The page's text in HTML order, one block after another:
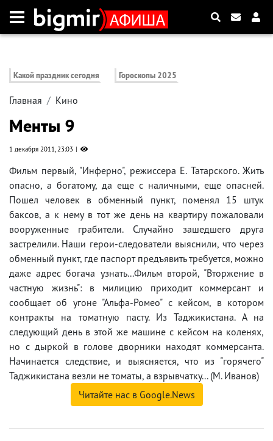
Какой праздник сегодня Гороскопы 2025
Главная Кино
Менты 9
1 декабря 2011, 23:03
Фильм первый, "Инферно", режиссера Е. Татарского. Жить
опасно, а богатому, да еще с наличными, еще опасней.
Пошел человек в обменный пункт, поменял 15 штук
баксов, а к нему в тот же день на квартиру пожаловали
вооруженные грабители. Случайно зашедшего друга
застрелили. Наши герои-следователи выяснили, что через
обменный пункт, где паспорт предъявить требуется, можно
даже адрес богача узнать...Фильм второй, "Вторжение в
частную жизнь": в милицию приходит коммерсант и
сообщает об угоне "Альфа-Ромео" с кейсом, в котором
контракты на томатную пасту. Из Таджикистана. А на
следующий день в этой же машине с кейсом на коленях,
но с дыркой в голове дворники находят коммерсанта.
Начинается следствие, и выясняется, что из "горячего"
Таджикистана везли не томаты, а взрывчатку... (М. Иванов)
Читайте нас в Google.News